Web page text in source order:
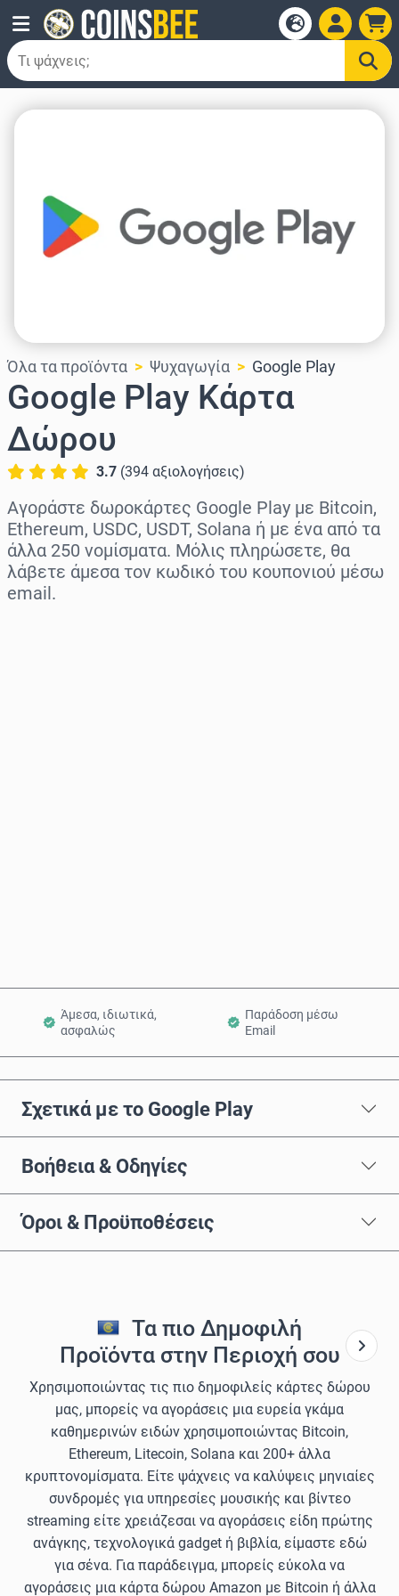
Όλα τα προϊόντα Ψυχαγωγία Google Play
Google Play Κάρτα
Δώρου
3.7 (394 αξιολογήσεις)
Αγοράστε δωροκάρτες Google Play με Bitcoin,
Ethereum, USDC, USDT, Solana ή με ένα από τα
άλλα 250 νομίσματα. Μόλις πληρώσετε, θα
λάβετε άμεσα τον κωδικό του κουπονιού μέσω
email.
Άμεσα, ιδιωτικά,
ασφαλώς
Παράδοση μέσω
Email
Σχετικά με το Google Play
Βοήθεια & Οδηγίες
Όροι & Προϋποθέσεις
Τα πιο Δημοφιλή
Προϊόντα στην Περιοχή σου
Χρησιμοποιώντας τις πιο δημοφιλείς κάρτες δώρου
μας, μπορείς να αγοράσεις μια ευρεία γκάμα
καθημερινών ειδών χρησιμοποιώντας Bitcoin,
Ethereum, Litecoin, Solana και 200+ άλλα
κρυπτονομίσματα. Είτε ψάχνεις να καλύψεις μηνιαίες
συνδρομές για υπηρεσίες μουσικής και βίντεο
streaming είτε χρειάζεσαι να αγοράσεις είδη πρώτης
ανάγκης, τεχνολογικά gadget ή βιβλία, είμαστε εδώ
για σένα. Για παράδειγμα, μπορείς εύκολα να
αγοράσεις μια κάρτα δώρου Amazon με Bitcoin ή άλλα